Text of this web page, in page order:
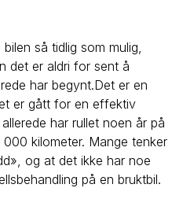
så tidlig som mulig,
det er aldri for sent å
har begynt.Det er en
er gått for en effektiv
har rullet noen år på
kilometer. Mange tenker
og at det ikke har noe
på en bruktbil.